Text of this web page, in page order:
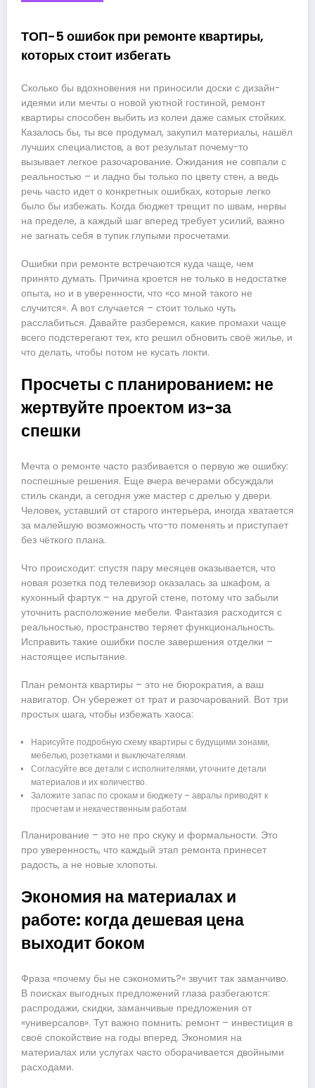
ТОП-5 ошибок при ремонте квартиры,
которых стоит избегать
Сколько бы вдохновения ни приносили доски с дизайн-
идеями или мечты о новой уютной гостиной, ремонт
квартиры способен выбить из колеи даже самых стойких.
Казалось бы, ты все продумал, закупил материалы, нашёл
лучших специалистов, а вот результат почему-то
вызывает легкое разочарование. Ожидания не совпали с
реальностью – и ладно бы только по цвету стен, а ведь
речь часто идет о конкретных ошибках, которые легко
было бы избежать. Когда бюджет трещит по швам, нервы
на пределе, а каждый шаг вперед требует усилий, важно
не загнать себя в тупик глупыми просчетами.
Ошибки при ремонте встречаются куда чаще, чем
принято думать. Причина кроется не только в недостатке
опыта, но и в уверенности, что «со мной такого не
случится». А вот случается – стоит только чуть
расслабиться. Давайте разберемся, какие промахи чаще
всего подстерегают тех, кто решил обновить своё жилье, и
что делать, чтобы потом не кусать локти.
Просчеты с планированием: не
жертвуйте проектом из-за
спешки
Мечта о ремонте часто разбивается о первую же ошибку:
поспешные решения. Еще вчера вечерами обсуждали
стиль сканди, а сегодня уже мастер с дрелью у двери.
Человек, уставший от старого интерьера, иногда хватается
за малейшую возможность что-то поменять и приступает
без чёткого плана.
Что происходит: спустя пару месяцев оказывается, что
новая розетка под телевизор оказалась за шкафом, а
кухонный фартук – на другой стене, потому что забыли
уточнить расположение мебели. Фантазия расходится с
реальностью, пространство теряет функциональность.
Исправить такие ошибки после завершения отделки –
настоящее испытание.
План ремонта квартиры – это не бюрократия, а ваш
навигатор. Он убережет от трат и разочарований. Вот три
простых шага, чтобы избежать хаоса:
Нарисуйте подробную схему квартиры с будущими зонами,
мебелью, розетками и выключателями.
Согласуйте все детали с исполнителями, уточните детали
материалов и их количество.
Заложите запас по срокам и бюджету – авралы приводят к
просчетам и некачественным работам.
Планирование – это не про скуку и формальности. Это
про уверенность, что каждый этап ремонта принесет
радость, а не новые хлопоты.
Экономия на материалах и
работе: когда дешевая цена
выходит боком
Фраза «почему бы не сэкономить?» звучит так заманчиво.
В поисках выгодных предложений глаза разбегаются:
распродажи, скидки, заманчивые предложения от
«универсалов». Тут важно помнить: ремонт – инвестиция в
своё спокойствие на годы вперед. Экономия на
материалах или услугах часто оборачивается двойными
расходами.